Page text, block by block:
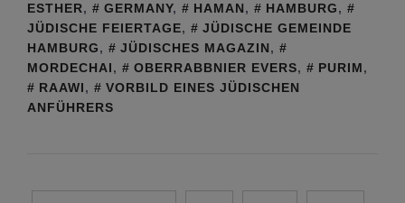
ESTHER, GERMANY, HAMAN, HAMBURG,
JÜDISCHE FEIERTAGE,
JÜDISCHE GEMEINDE
HAMBURG, JÜDISCHES MAGAZIN,
MORDECHAI, OBERRABBNIER EVERS, PURIM,
RAAWI,
VORBILD EINES JÜDISCHEN
ANFÜHRERS